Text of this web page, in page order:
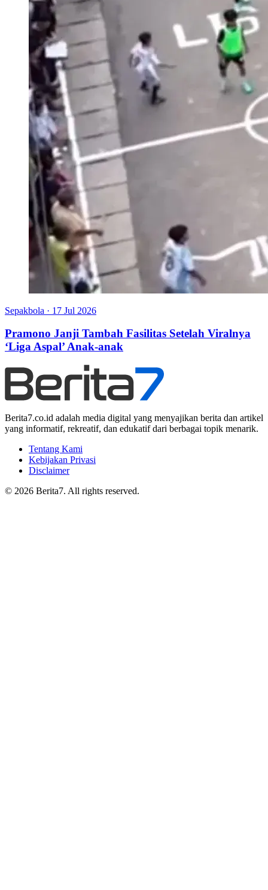
Sepakbola · 17 Jul 2026
Pramono Janji Tambah Fasilitas Setelah Viralnya
‘Liga Aspal’ Anak-anak
Berita7.co.id adalah media digital yang menyajikan berita dan artikel
yang informatif, rekreatif, dan edukatif dari berbagai topik menarik.
Tentang Kami
Kebijakan Privasi
Disclaimer
© 2026 Berita7. All rights reserved.